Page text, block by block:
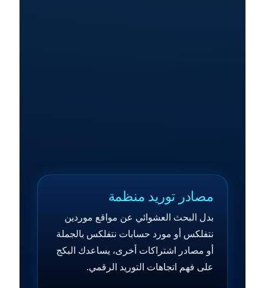
مصادر توريد منظمة
بدل البحث العشوائي عن مواقع موردين
نتفلكس أو مورد حسابات نتفلكس بالجملة
أو مصادر اشتراكات أخرى، يساعدك البكج
على فهم اتجاهات التوريد الرقمي.